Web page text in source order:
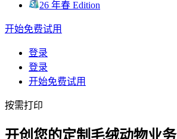
26 年春 Edition
开始免费试用
登录
登录
开始免费试用
按需打印
开创您的定制毛绒动物业务